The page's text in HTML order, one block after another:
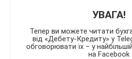
УВАГА!
Тепер ви можете читати
від «Дебету-Кредиту» у
обговорювати їх – у найбільшій
на Facebook